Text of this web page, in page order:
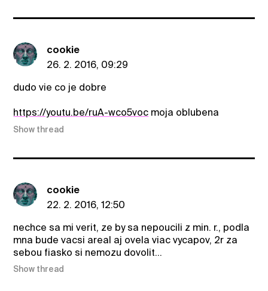
cookie
26. 2. 2016, 09:29
dudo vie co je dobre
https://youtu.be/ruA-wco5voc moja oblubena
Show thread
cookie
22. 2. 2016, 12:50
nechce sa mi verit, ze by sa nepoucili z min. r., podla
mna bude vacsi areal aj ovela viac vycapov, 2r za
sebou fiasko si nemozu dovolit...
Show thread